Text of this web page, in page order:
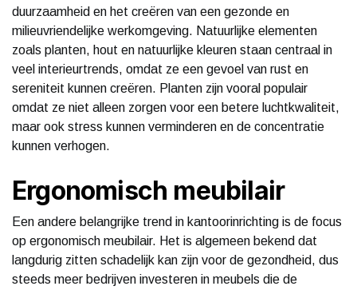
duurzaamheid en het creëren van een gezonde en
milieuvriendelijke werkomgeving. Natuurlijke elementen
zoals planten, hout en natuurlijke kleuren staan centraal in
veel interieurtrends, omdat ze een gevoel van rust en
sereniteit kunnen creëren. Planten zijn vooral populair
omdat ze niet alleen zorgen voor een betere luchtkwaliteit,
maar ook stress kunnen verminderen en de concentratie
kunnen verhogen.
Ergonomisch meubilair
Een andere belangrijke trend in kantoorinrichting is de focus
op ergonomisch meubilair. Het is algemeen bekend dat
langdurig zitten schadelijk kan zijn voor de gezondheid, dus
steeds meer bedrijven investeren in meubels die de